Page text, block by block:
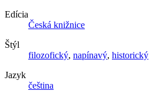
Edícia
Česká knižnice
Štýl
filozofický, napínavý, historický
Jazyk
čeština